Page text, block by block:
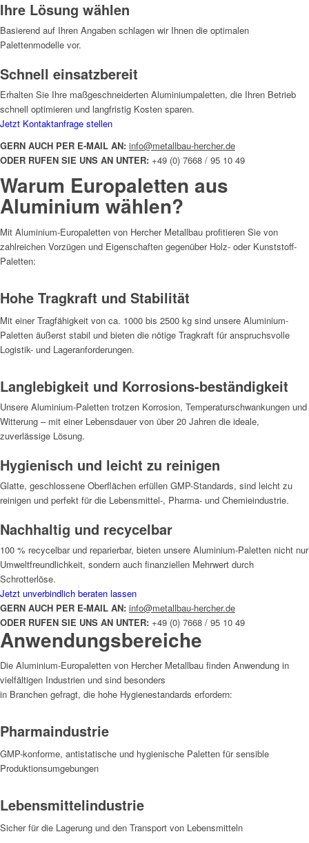
Ihre Lösung wählen
Basierend auf Ihren Angaben schlagen wir Ihnen die optimalen
Palettenmodelle vor.
Schnell einsatzbereit
Erhalten Sie Ihre maßgeschneiderten Aluminiumpaletten, die Ihren Betrieb
schnell optimieren und langfristig Kosten sparen.
Jetzt Kontaktanfrage stellen
GERN AUCH PER E-MAIL AN: info@metallbau-hercher.de
ODER RUFEN SIE UNS AN UNTER: +49 (0) 7668 / 95 10 49
Warum Europaletten aus
Aluminium wählen?
Mit Aluminium-Europaletten von Hercher Metallbau profitieren Sie von
zahlreichen Vorzügen und Eigenschaften gegenüber Holz- oder Kunststoff-
Paletten:
Hohe Tragkraft und Stabilität
Mit einer Tragfähigkeit von ca. 1000 bis 2500 kg sind unsere Aluminium-
Paletten äußerst stabil und bieten die nötige Tragkraft für anspruchsvolle
Logistik- und Lageranforderungen.
Langlebigkeit und Korrosions-beständigkeit
Unsere Aluminium-Paletten trotzen Korrosion, Temperaturschwankungen und
Witterung – mit einer Lebensdauer von über 20 Jahren die ideale,
zuverlässige Lösung.
Hygienisch und leicht zu reinigen
Glatte, geschlossene Oberflächen erfüllen GMP-Standards, sind leicht zu
reinigen und perfekt für die Lebensmittel-, Pharma- und Chemieindustrie.
Nachhaltig und recycelbar
100 % recycelbar und reparierbar, bieten unsere Aluminium-Paletten nicht nur
Umweltfreundlichkeit, sondern auch finanziellen Mehrwert durch
Schrotterlöse.
Jetzt unverbindlich beraten lassen
GERN AUCH PER E-MAIL AN: info@metallbau-hercher.de
ODER RUFEN SIE UNS AN UNTER: +49 (0) 7668 / 95 10 49
Anwendungsbereiche
Die Aluminium-Europaletten von Hercher Metallbau finden Anwendung in
vielfältigen Industrien und sind besonders
in Branchen gefragt, die hohe Hygienestandards erfordern:
Pharmaindustrie
GMP-konforme, antistatische und hygienische Paletten für sensible
Produktionsumgebungen
Lebensmittelindustrie
Sicher für die Lagerung und den Transport von Lebensmitteln